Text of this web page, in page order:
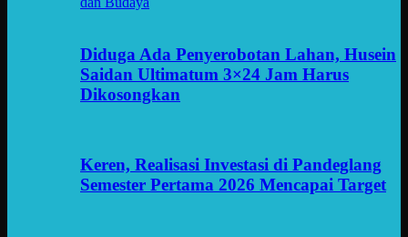
Diduga Ada Penyerobotan Lahan, Husein
Saidan Ultimatum 3×24 Jam Harus
Dikosongkan
Keren, Realisasi Investasi di Pandeglang
Semester Pertama 2026 Mencapai Target